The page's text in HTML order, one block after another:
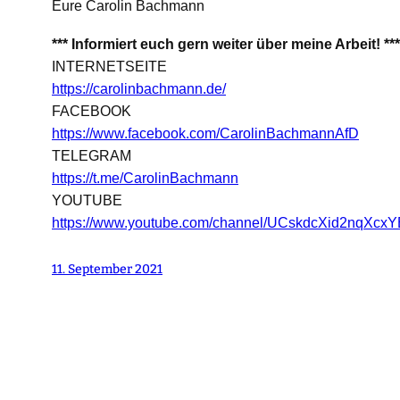
Eure Carolin Bachmann
*** Informiert euch gern weiter über meine Arbeit! ***
INTERNETSEITE
https://carolinbachmann.de/
FACEBOOK
https://www.facebook.com/CarolinBachmannAfD
TELEGRAM
https://t.me/CarolinBachmann
YOUTUBE
https://www.youtube.com/channel/
11. September 2021